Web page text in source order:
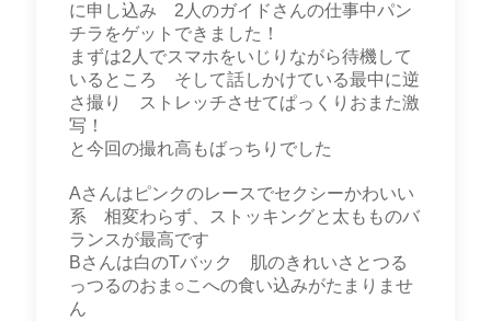
に申し込み 2人のガイドさんの仕事中パン
チラをゲットできました！
まずは2人でスマホをいじりながら待機して
いるところ そして話しかけている最中に逆
さ撮り ストレッチさせてぱっくりおまた激
写！
と今回の撮れ高もばっちりでした
Aさんはピンクのレースでセクシーかわいい
系 相変わらず、ストッキングと太もものバ
ランスが最高です
Bさんは白のTバック 肌のきれいさとつる
っつるのおま○こへの食い込みがたまりませ
ん